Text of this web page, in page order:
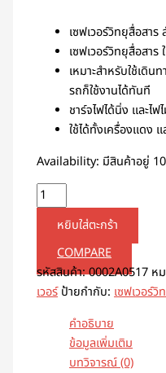
เซฟเวอร์วิทยุสื่อสาร
เซฟเวอร์วิทยุสื่อสาร
เหมาะสำหรับใช้เดิ
รถก็ใช้งานได้ทันที
ชาร์จไฟได้นิ่ง และไฟ
ใช้ได้ทั้งเครื่องแดง แ
Availability: มีสินค้าอยู่ 10
หยิบใส่ตะกร้า
COMPARE
รหัสสินค้า:0002A0517 ห
เวอร์ ป้ายกำกับ:เซฟเวอร์วิ
คำอธิบาย
ข้อมูลเพิ่มเติม
บทวิจารณ์ (0)